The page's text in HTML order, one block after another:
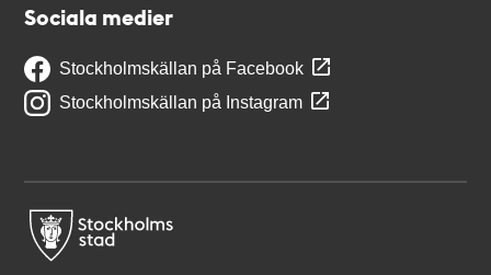
Sociala medier
Stockholmskällan på Facebook
Stockholmskällan på Instagram